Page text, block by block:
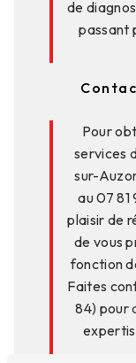
de
passant
Pour
services
sur-
au 07 81
plaisir de
de vous
fonction
Faites
84) pour